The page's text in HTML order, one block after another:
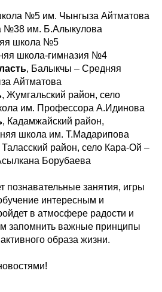
№5 им. Чынгыза Айтматова
№38 им. Б.Алыкулова
школа №5
школа-гимназия №4
, Балыкчы – Средняя
Айтматова
, Жумгальский район, село
им. Профессора А.Идинова
, Кадамжайский район,
школа им. Т.Мадарипова
Таласский район, село Кара-Ой –
Борубаева
познавательные занятия, игры
интересным и
в атмосфере радости и
запомнить важные принципы
образа жизни.